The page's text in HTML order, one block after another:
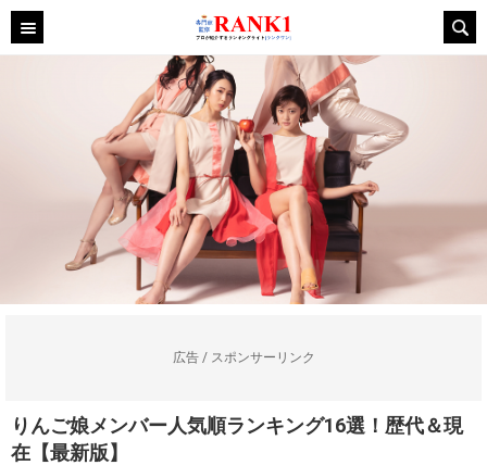
広告 / スポンサーリンク
りんご娘メンバー人気順ランキング16選！歴代＆現
在【最新版】